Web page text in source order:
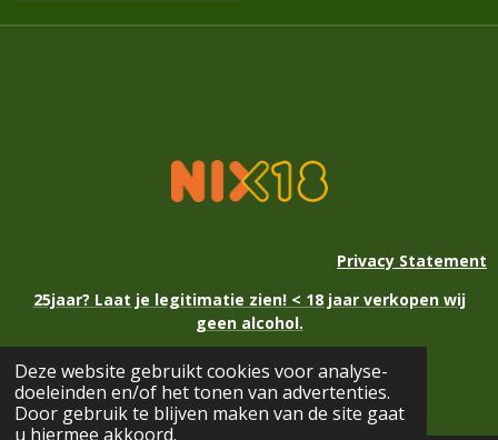
Deze website gebruikt cookies voor analyse-
doeleinden en/of het tonen van advertenties.
Door gebruik te blijven maken van de site gaat
u hiermee akkoord.
Privacy Statement
25jaar? Laat je legitimatie zien! < 18 jaar verkopen wij
geen alcohol.
© 2021 - 2026 Kerstmarkt Eext
Powered byJouwWeb